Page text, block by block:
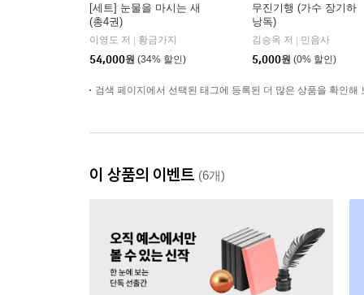
[세트] 눈물을 마시는 새
(총4권)
이영도 저 | 황금가지
54,000원 (34% 할인)
무진기행 (가수 장기하
낭독)
김승옥 저 | 민음사
5,000원 (0% 할인)
검색 페이지에서 선택된 태그에 등록된 더 많은 상품을 확인해
이 상품의 이벤트 (6개)